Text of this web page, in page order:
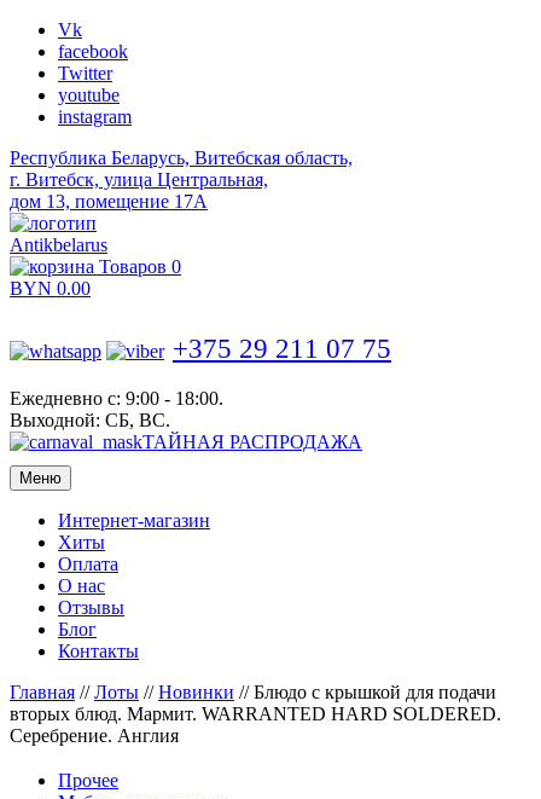
Vk
facebook
Twitter
youtube
instagram
Республика Беларусь, Витебская область,
г. Витебск, улица Центральная,
дом 13, помещение 17А
Antikbelarus
Товаров 0
BYN 0.00
+375 29 211 07 75
Ежедневно с: 9:00 - 18:00.
Выходной: СБ, ВС.
ТАЙНАЯ РАСПРОДАЖА
Меню
Интернет-магазин
Хиты
Оплата
О нас
Отзывы
Блог
Контакты
Главная //Лоты //Новинки //Блюдо с крышкой для подачи
вторых блюд. Мармит. WARRANTED HARD SOLDERED.
Серебрение. Англия
Прочее